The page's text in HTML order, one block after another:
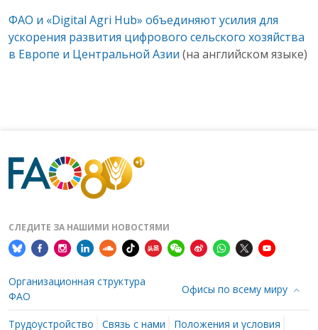
ФАО и «Digital Agri Hub» объединяют усилия для
ускорения развития цифрового сельского хозяйства
в Европе и Центральной Азии (на английском языке)
СЛЕДИТЕ ЗА НАШИМИ НОВОСТЯМИ
Организационная структура
ФАО
Офисы по всему миру
Трудоустройство Связь с нами Положения и условия